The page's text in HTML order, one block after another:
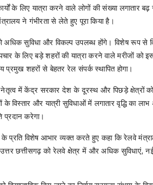
के लिए यात्रा करने वाले लोगों की संख्या लगातार
ने गंभीरता से लेते हुए पूरा किया है।
सुविधा और विकल्प उपलब्ध होंगे। विशेष रूप से
के लिए बड़े शहरों की यात्रा करने वाले मरीजों को
प्रमुख शहरों से बेहतर रेल संपर्क स्थापित होगा।
नेतृत्व में केंद्र सरकार देश के दूरस्थ और पिछड़े क्षेत्रों
और यात्री सुविधाओं में लगातार वृद्धि का
प्रदान करेगा।
के प्रति विशेष आभार व्यक्त करते हुए कहा कि रेलवे
छत्तीसगढ़ को रेलवे क्षेत्र में और अधिक सुविधाएं,